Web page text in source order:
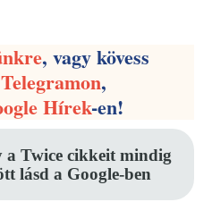
, vagy kövess
Telegramon,
Hírek-en!
a Twice cikkeit mindig
lásd a Google-ben